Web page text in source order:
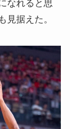
なれると思
見据えた。